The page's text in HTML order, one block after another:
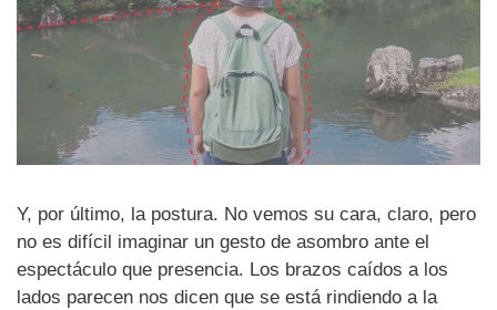
Y, por último, la postura. No vemos su cara, claro, pero
no es difícil imaginar un gesto de asombro ante el
espectáculo que presencia. Los brazos caídos a los
lados parecen nos dicen que se está rindiendo a la